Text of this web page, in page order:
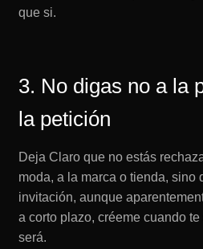
que si.
3. No digas no a la
la petición
Deja Claro que no estás
moda, a la marca o tienda, sino
invitación, aunque
a corto plazo, créeme cuando
será.